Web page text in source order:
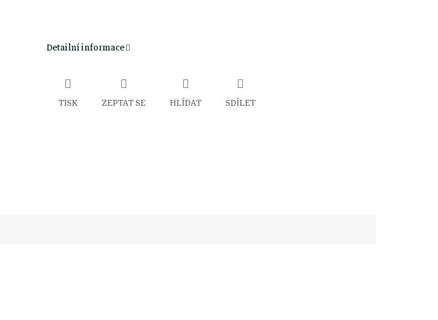
Detailní informace
TISK ZEPTAT SE HLÍDAT SDÍLET